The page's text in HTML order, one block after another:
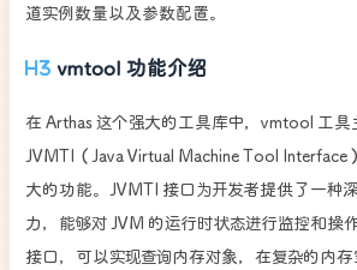
道实例数量以及参数配置。
vmtool 功能介绍
在 Arthas 这个强大的工具库中，vmtool 工具
JVMTI（Java Virtual Machine Tool Interface
大的功能。JVMTI 接口为开发者提供了一种
力，能够对 JVM 的运行时状态进行监控和操
接口，可以实现查询内存对象，在复杂的内